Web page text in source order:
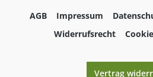
AGB Impressum
Widerrufsrecht
Vertrag